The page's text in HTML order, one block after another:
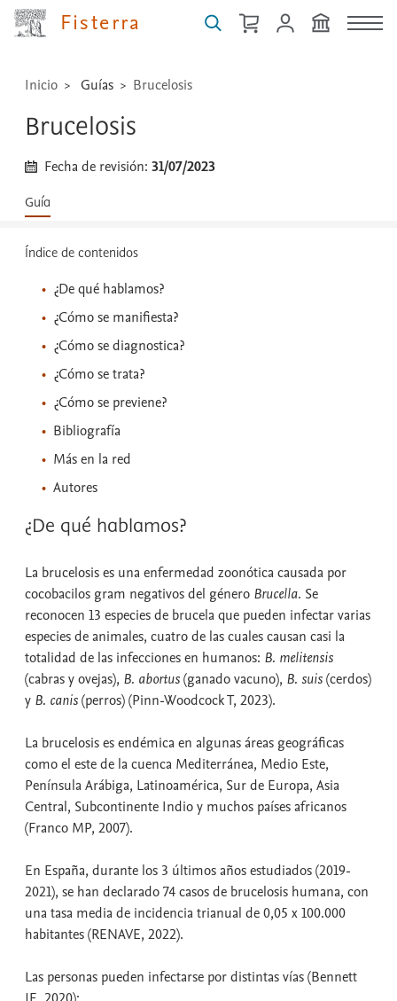
Fisterra
...
Inicio Guías Brucelosis
Brucelosis
Fecha de revisión:31/07/2023
Guía
Índice de contenidos
¿De qué hablamos?
¿Cómo se manifiesta?
¿Cómo se diagnostica?
¿Cómo se trata?
¿Cómo se previene?
Bibliografía
Más en la red
Autores
¿De qué hablamos?
La brucelosis es una enfermedad zoonótica causada por
cocobacilos gram negativos del género Brucella. Se
reconocen 13 especies de brucela que pueden infectar varias
especies de animales, cuatro de las cuales causan casi la
totalidad de las infecciones en humanos: B. melitensis
(cabras y ovejas), B. abortus(ganado vacuno), B. suis(cerdos)
y B. canis(perros) (Pinn-Woodcock T, 2023).
La brucelosis es endémica en algunas áreas geográficas
como el este de la cuenca Mediterránea, Medio Este,
Península Arábiga, Latinoamérica, Sur de Europa, Asia
Central, Subcontinente Indio y muchos países africanos
(Franco MP, 2007).
En España, durante los 3 últimos años estudiados (2019-
2021), se han declarado 74 casos de brucelosis humana, con
una tasa media de incidencia trianual de 0,05 x 100.000
habitantes (RENAVE, 2022).
Las personas pueden infectarse por distintas vías (Bennett